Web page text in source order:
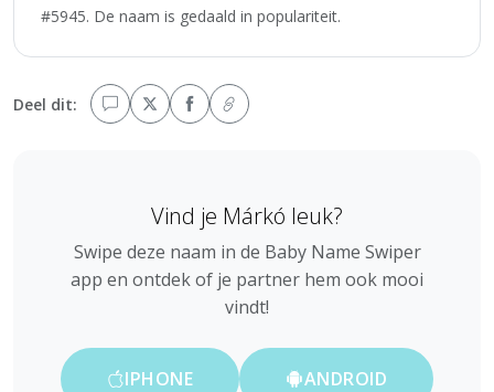
#5945. De naam is gedaald in populariteit.
Deel dit:
Vind je Márkó leuk?
Swipe deze naam in de Baby Name Swiper
app en ontdek of je partner hem ook mooi
vindt!
IPHONE ANDROID